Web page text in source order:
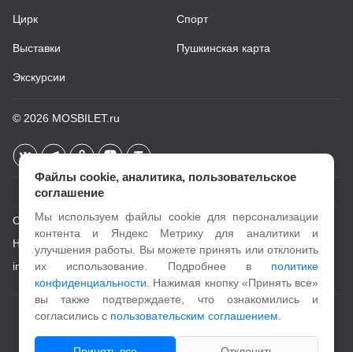
Цирк
Выставки
Экскурсии
Спорт
Пушкинская карта
© 2026 MOSBILET.ru
О проекте
Новости
info@mosbilet.ru
Пользовательское соглашение
Политика конфиденциальности
Файлы cookie, аналитика, пользовательское
соглашение
Мы используем файлы cookie для персонализации
контента и Яндекс Метрику для аналитики и
улучшения работы. Вы можете принять или отклонить
их использование. Подробнее в политике
конфиденциальности . Нажимая кнопку «Принять все»
вы также подтверждаете, что ознакомились и
согласились с пользовательским соглашением